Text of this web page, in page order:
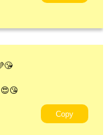
Copy